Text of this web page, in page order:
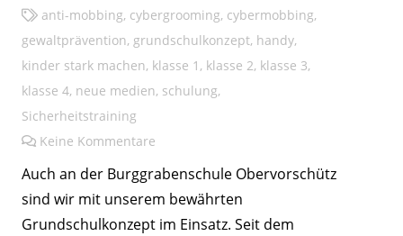
anti-mobbing, cybergrooming, cybermobbing,
gewaltprävention, grundschulkonzept, handy,
kinder stark machen, klasse 1 , klasse 2, klasse 3,
klasse 4, neue medien, schulung,
Sicherheitstraining
Keine Kommentare
Auch an der Burggrabenschule Obervorschütz
sind wir mit unserem bewährten
Grundschulkonzept im Einsatz. Seit dem